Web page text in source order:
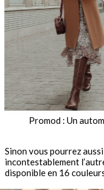
Promod : Un
Sinon vous pourrez
incontestablement
disponible en 16